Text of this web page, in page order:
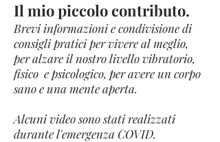
Il mio piccolo contributo.
Brevi informazioni e condivisione di
consigli pratici per vivere al meglio,
per alzare il nostro livello vibratorio,
fisico e psicologico, per avere un corpo
sano e una mente aperta.
Alcuni video sono stati realizzati
durante l'emergenza COVID.